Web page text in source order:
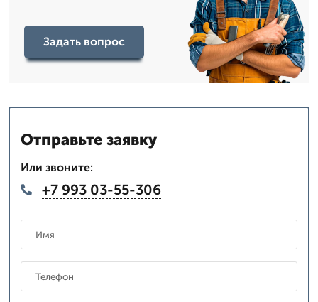
Задать вопрос
Отправьте заявку
Или звоните:
+7 993 03-55-306